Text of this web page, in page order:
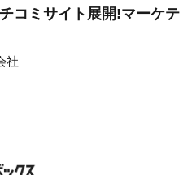
コミサイト展開!マーケテ
社